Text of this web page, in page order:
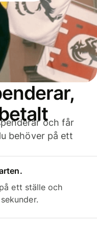
och får
behöver på ett
ett ställe och